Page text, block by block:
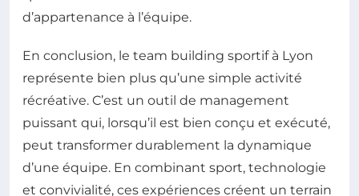
d’appartenance à l’équipe.
En conclusion, le team building sportif à Lyon
représente bien plus qu’une simple activité
récréative. C’est un outil de management
puissant qui, lorsqu’il est bien conçu et exécuté,
peut transformer durablement la dynamique
d’une équipe. En combinant sport, technologie
et convivialité, ces expériences créent un terrain